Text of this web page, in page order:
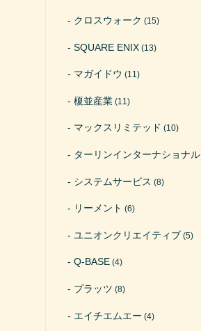
クロスウォーク (15)
SQUARE ENIX (13)
マガイドウ (11)
榎並産業 (11)
マックスリミテッド (10)
ターリンインターナショナル
システムサービス (8)
リーメント (6)
ユニオンクリエイティブ (5)
Q-BASE (4)
プラッツ (8)
エイチエムエー (4)